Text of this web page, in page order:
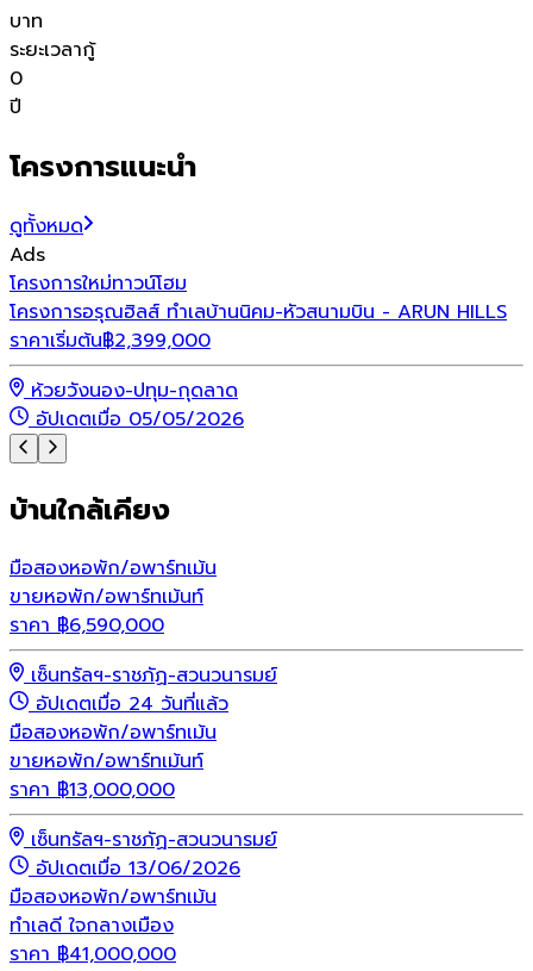
บาท
ระยะเวลากู้
0
ปี
โครงการแนะนำ
ดูทั้งหมด
Ads
โครงการใหม่ทาวน์โฮม
โครงการอรุณฮิลส์ ทำเลบ้านนิคม-หัวสนามบิน - ARUN HILLS
ราคาเริ่มต้น฿2,399,000
ห้วยวังนอง-ปทุม-กุดลาด
อัปเดตเมื่อ 05/05/2026
บ้านใกล้เคียง
มือสองหอพัก/อพาร์ทเม้น
ขายหอพัก/อพาร์ทเม้นท์
ราคา ฿6,590,000
เซ็นทรัลฯ-ราชภัฏ-สวนวนารมย์
อัปเดตเมื่อ 24 วันที่แล้ว
มือสองหอพัก/อพาร์ทเม้น
ขายหอพัก/อพาร์ทเม้นท์
ราคา ฿13,000,000
เซ็นทรัลฯ-ราชภัฏ-สวนวนารมย์
อัปเดตเมื่อ 13/06/2026
มือสองหอพัก/อพาร์ทเม้น
ทำเลดี ใจกลางเมือง
ราคา ฿41,000,000